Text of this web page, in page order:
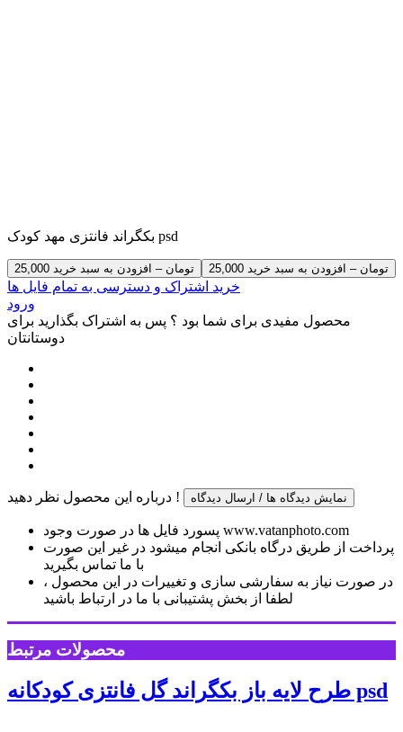
بکگراند فانتزی مهد کودک psd
25,000 تومان – افزودن به سبد خرید
خرید اشتراک و دسترسی به تمام فایل ها
ورود
محصول مفیدی برای شما بود ؟ پس به اشتراک بگذارید برای
دوستانتان
درباره این محصول نظر دهید ! نمایش دیدگاه ها / ارسال دیدگاه
پسورد فایل ها در صورت وجود www.vatanphoto.com
پرداخت از طریق درگاه بانکی انجام میشود در غیر این صورت
با ما تماس بگیرید
در صورت نیاز به سفارشی سازی و تغییرات در این محصول ،
لطفا از بخش پشتیبانی با ما در ارتباط باشید
محصولات مرتبط
طرح لایه باز بکگراند گل فانتزی کودکانه psd